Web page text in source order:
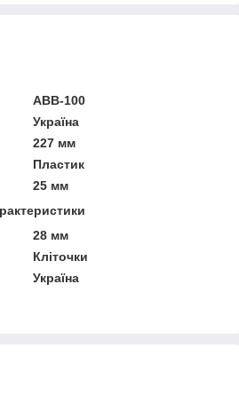
АВВ-100
Україна
227 мм
Пластик
25 мм
28 мм
Кліточки
Україна